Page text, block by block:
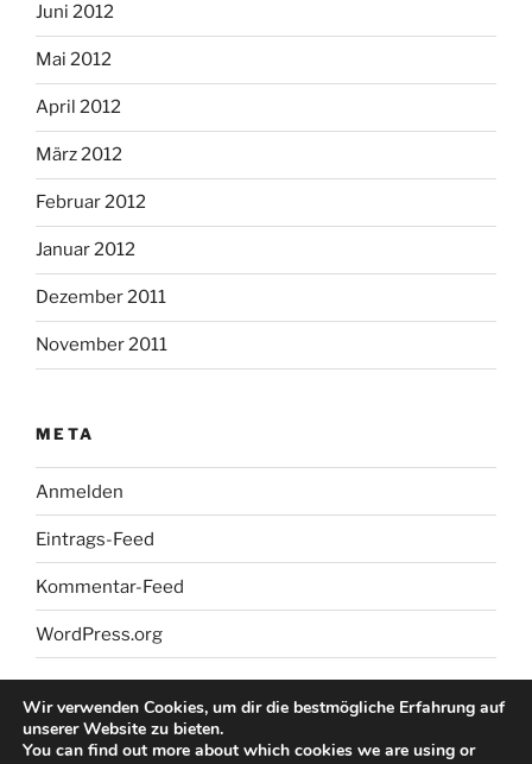
Juni 2012
Mai 2012
April 2012
März 2012
Februar 2012
Januar 2012
Dezember 2011
November 2011
META
Anmelden
Eintrags-Feed
Kommentar-Feed
WordPress.org
Wir verwenden Cookies, um dir die bestmögliche Erfahrung auf
unserer Website zu bieten.
You can find out more about which cookies we are using or